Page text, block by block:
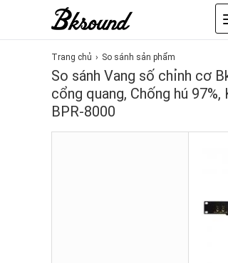
Trang chủ So sánh sản phẩm
So sánh Vang số chỉnh cơ
cổng quang, Chống hú
BPR-8000